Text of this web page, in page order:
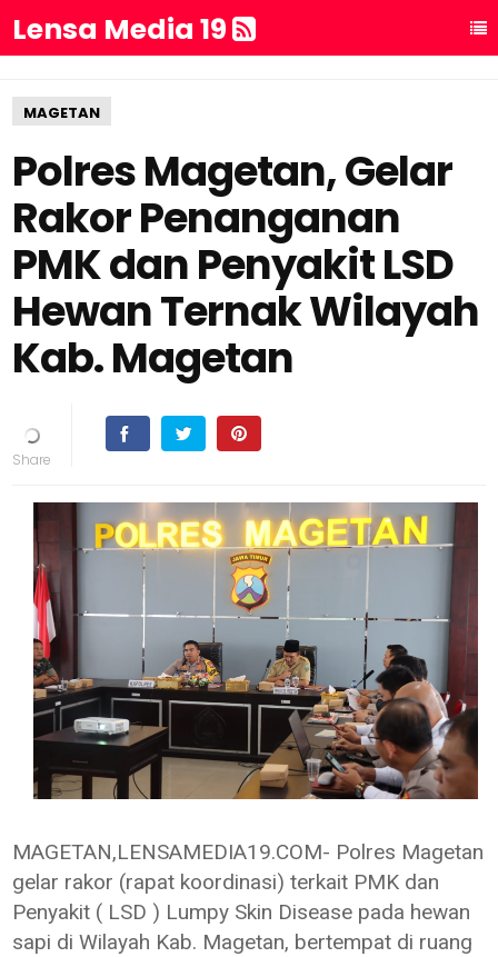
Lensa Media 19
MAGETAN
Polres Magetan, Gelar
Rakor Penanganan
PMK dan Penyakit LSD
Hewan Ternak Wilayah
Kab. Magetan
MAGETAN,LENSAMEDIA19.COM- Polres Magetan
gelar rakor (rapat koordinasi) terkait PMK dan
Penyakit ( LSD ) Lumpy Skin Disease pada hewan
sapi di Wilayah Kab. Magetan, bertempat di ruang